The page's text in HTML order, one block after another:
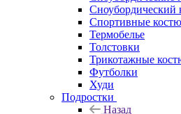
Сноубордический
Спортивные
Термобелье
Толстовки
Трикотажные
Футболки
Худи
Подростки
Назад